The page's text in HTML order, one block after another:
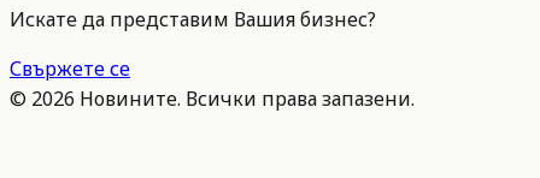
Искате да представим Вашия бизнес?
Свържете се
© 2026 Новините. Всички права запазени.